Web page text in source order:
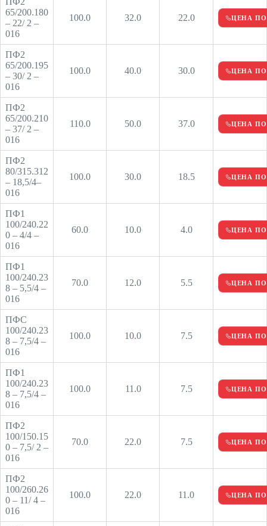
65/200.180
– 22/ 2 –
016
100.0 32.0 22.0 ЦЕНА
ПФ2
65/200.195
– 30/ 2 –
016
100.0 40.0 30.0 ЦЕНА
ПФ2
65/200.210
– 37/ 2 –
016
110.0 50.0 37.0 ЦЕНА
ПФ2
80/315.312
– 18,5/4–
016
100.0 30.0 18.5 ЦЕНА
ПФ1
100/240.22
0 – 4/4 –
016
60.0 10.0 4.0 ЦЕНА
ПФ1
100/240.23
8 – 5,5/4 –
016
70.0 12.0 5.5 ЦЕНА
ПФС
100/240.23
8 – 7,5/4 –
016
100.0 10.0 7.5 ЦЕНА
ПФ1
100/240.23
8 – 7,5/4 –
016
100.0 11.0 7.5 ЦЕНА
ПФ2
100/150.15
0 – 7,5/ 2 –
016
70.0 22.0 7.5 ЦЕНА
ПФ2
100/260.26
0 – 11/ 4 –
016
100.0 22.0 11.0 ЦЕНА